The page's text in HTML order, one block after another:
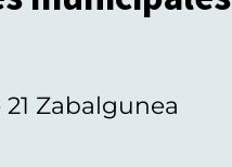
Zabalgunea